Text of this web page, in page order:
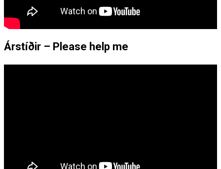
Árstíðir – Please help me